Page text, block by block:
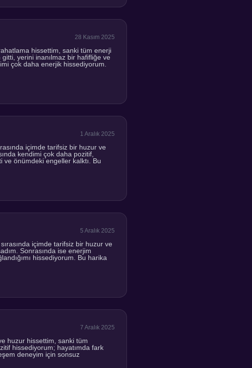
28 Kasım 2025
hissettim, sanki tüm enerji
yerini inanılmaz bir hafifliğe ve
çok daha enerjik hissediyorum.
1 Aralık 2025
içimde tarifsiz bir huzur ve
kendimi çok daha pozitif,
ve önümdeki engeller kalktı. Bu
5 Aralık 2025
içimde tarifsiz bir huzur ve
Sonrasında ise enerjim
hissediyorum. Bu harika
7 Aralık 2025
huzur hissettim, sanki tüm
hissediyorum; hayatımda fark
deneyim için sonsuz